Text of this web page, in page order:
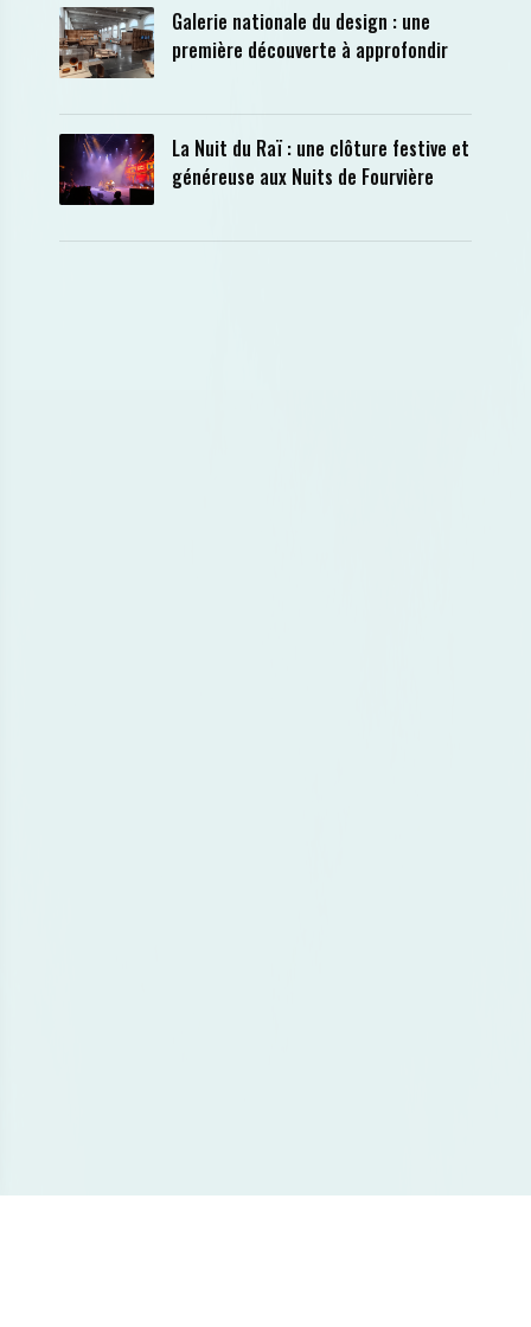
Galerie nationale du design : une
première découverte à approfondir
La Nuit du Raï : une clôture festive et
généreuse aux Nuits de Fourvière